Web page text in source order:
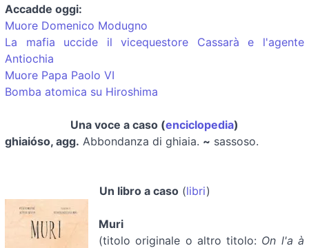
Accadde oggi:
Muore Domenico Modugno
La mafia uccide il vicequestore Cassarà e l'agente
Antiochia
Muore Papa Paolo VI
Bomba atomica su Hiroshima
Una voce a caso (enciclopedia)
ghiaióso, agg. Abbondanza di ghiaia. ~ sassoso.
Un libro a caso(libri)
Muri
(titolo originale o altro titolo: On l'a à